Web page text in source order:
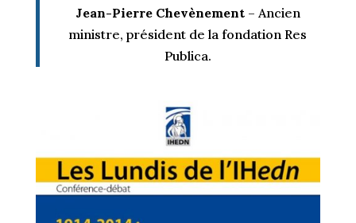
Jean-Pierre Chevènement– Ancien
ministre, président de la fondation Res
Publica.